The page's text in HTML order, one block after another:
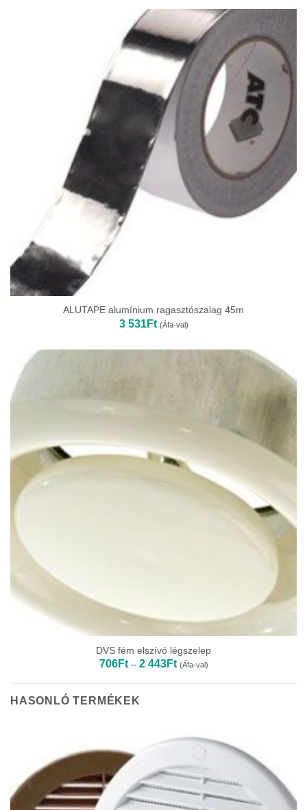
-
839Ft
ALUTAPE alumínium ragasztószalag 45m
3 531Ft (Áfa-val)
DVS fém elszívó légszelep
706Ft – 2 443FtÁrtartomány:
706Ft
(Áfa-val)
HASONLÓ TERMÉKEK